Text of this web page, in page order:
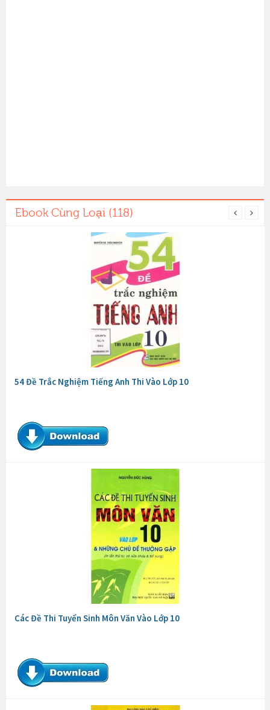
Ebook Cùng Loại (118)
54 Đề Trắc Nghiệm Tiếng Anh Thi Vào Lớp 10
Các Đề Thi Tuyển Sinh Môn Văn Vào Lớp 10